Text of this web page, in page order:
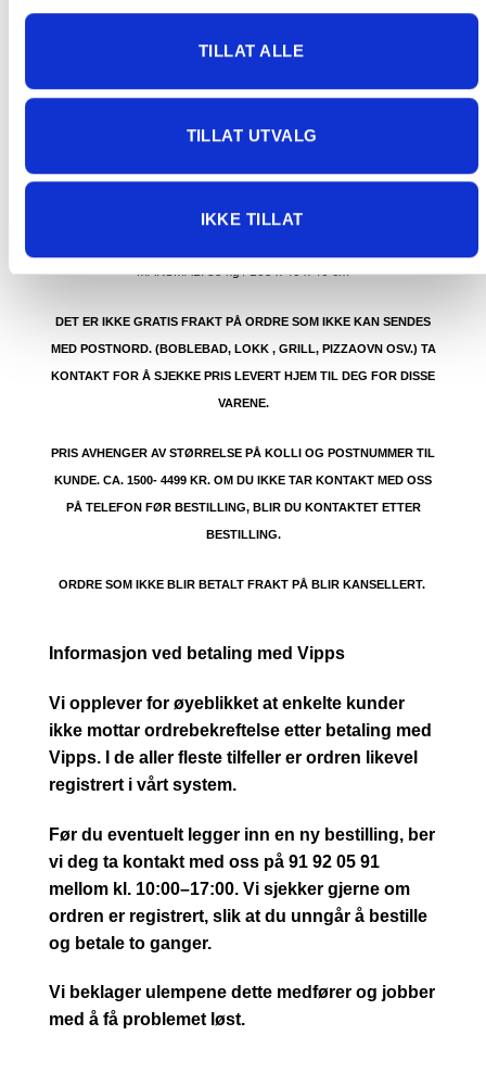
TILLAT ALLE
TILLAT UTVALG
IKKE TILLAT
dørmatten):
GRATIS FRAKT PÅ ORDRE OVER 1500 KR SOM KAN SENDES
MAKSMÅL:35 kg / 105 x 40 x 40 cm
DET ER IKKE GRATIS FRAKT PÅ ORDRE SOM IKKE KAN SENDES
MED POSTNORD. (BOBLEBAD, LOKK , GRILL, PIZZAOVN OSV.) TA
KONTAKT FOR Å SJEKKE PRIS LEVERT HJEM TIL DEG FOR DISSE
VARENE.
PRIS AVHENGER AV STØRRELSE PÅ KOLLI OG POSTNUMMER TIL
KUNDE. CA. 1500- 4499 KR. OM DU IKKE TAR KONTAKT MED OSS
PÅ TELEFON FØR BESTILLING, BLIR DU KONTAKTET ETTER
BESTILLING.
ORDRE SOM IKKE BLIR BETALT FRAKT PÅ BLIR KANSELLERT.
Informasjon ved betaling med Vipps
Vi opplever for øyeblikket at enkelte kunder
ikke mottar ordrebekreftelse etter betaling med
Vipps. I de aller fleste tilfeller er ordren likevel
registrert i vårt system.
Før du eventuelt legger inn en ny bestilling, ber
vi deg ta kontakt med oss på 91 92 05 91
mellom kl. 10:00–17:00. Vi sjekker gjerne om
ordren er registrert, slik at du unngår å bestille
og betale to ganger.
Vi beklager ulempene dette medfører og jobber
med å få problemet løst.